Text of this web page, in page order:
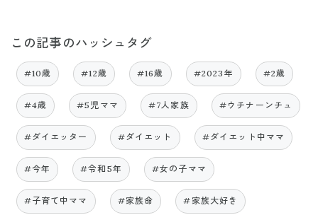
この記事のハッシュタグ
#10歳 #12歳 #16歳 #2023年 #2歳
#4歳 #5児ママ #7人家族 #ウチナーンチュ
#ダイエッター #ダイエット #ダイエット中ママ
#今年 #令和5年 #女の子ママ
#子育て中ママ #家族命 #家族大好き